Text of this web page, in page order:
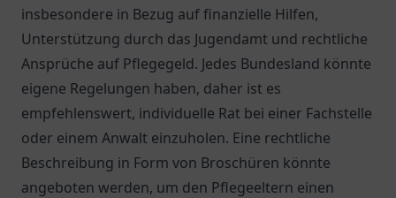
insbesondere in Bezug auf finanzielle Hilfen,
Unterstützung durch das Jugendamt und rechtliche
Ansprüche auf Pflegegeld. Jedes Bundesland könnte
eigene Regelungen haben, daher ist es
empfehlenswert, individuelle Rat bei einer Fachstelle
oder einem Anwalt einzuholen. Eine rechtliche
Beschreibung in Form von Broschüren könnte
angeboten werden, um den Pflegeeltern einen